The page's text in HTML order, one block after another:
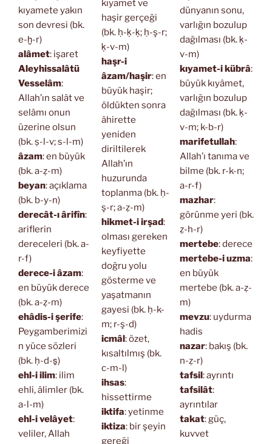
kıyamete yakın
son devresi (bk.
e-ḫ-r)
alâmet: işaret
Aleyhissalâtü
Vesselâm:
Allah’ın salât ve
selâmı onun
üzerine olsun
(bk. ṣ-l-v; s-l-m)
âzam: en büyük
(bk. a-ẓ-m)
beyan: açıklama
(bk. b-y-n)
derecât-ı ârifîn:
ariflerin
dereceleri (bk. a-
r-f)
derece-i âzam:
en büyük derece
(bk. a-ẓ-m)
ehâdis-i şerife:
Peygamberimizi
n yüce sözleri
(bk. ḥ-d-s̱)
ehl-i ilim: ilim
ehli, âlimler (bk.
a-l-m)
ehl-i velâyet:
veliler, Allah
kıyamet ve
haşir gerçeği
(bk. ḥ-ḳ-ḳ; ḥ-ş-r;
ḳ-v-m)
haşr-i
âzam/haşir: en
büyük haşir;
öldükten sonra
âhirette
yeniden
diriltilerek
Allah’ın
huzurunda
toplanma (bk. ḥ-
ş-r; a-ẓ-m)
hikmet-i irşad:
olması gereken
keyfiyette
doğru yolu
gösterme ve
yaşatmanın
gayesi (bk. ḥ-k-
m; r-ş-d)
icmâl: özet,
kısaltılmış (bk.
c-m-l)
ihsas:
hissettirme
iktifa: yetinme
iktiza: bir şeyin
gereği
dünyanın sonu,
varlığın bozulup
dağılması (bk. ḳ-
v-m)
kıyamet-i kübrâ:
büyük kıyâmet,
varlığın bozulup
dağılması (bk. ḳ-
v-m; k-b-r)
marifetullah:
Allah’ı tanıma ve
bilme (bk. r-k-n;
a-r-f)
mazhar:
görünme yeri (bk.
ẓ-h-r)
mertebe: derece
mertebe-i uzma:
en büyük
mertebe (bk. a-ẓ-
m)
mevzu: uydurma
hadis
nazar: bakış (bk.
n-ẓ-r)
tafsil: ayrıntı
tafsilât:
ayrıntılar
takat: güç,
kuvvet